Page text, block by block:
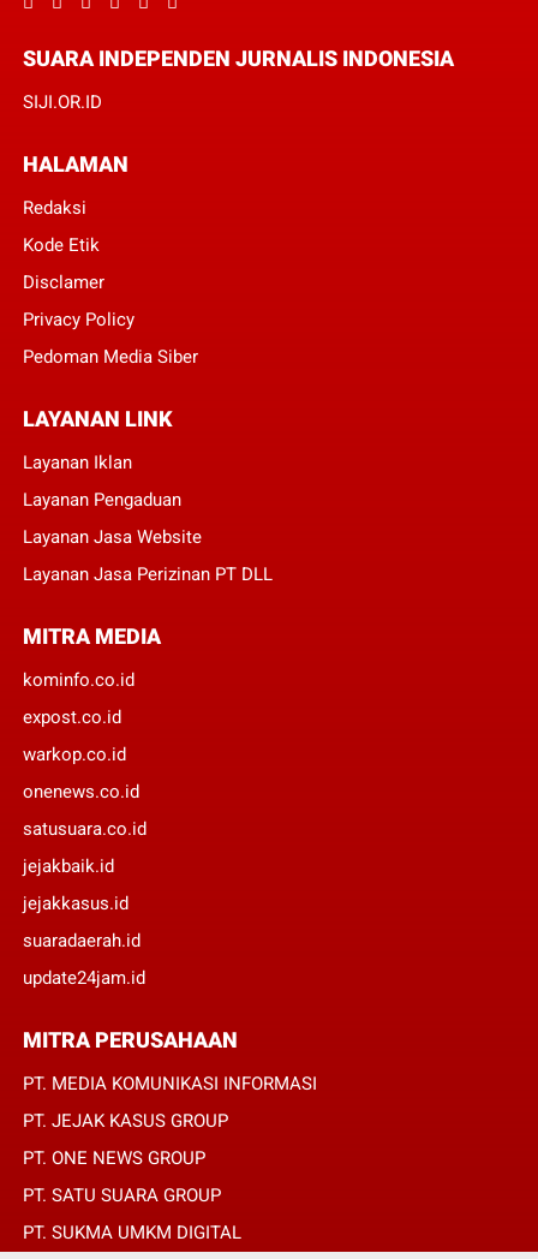
SUARA INDEPENDEN JURNALIS INDONESIA
SIJI.OR.ID
HALAMAN
Redaksi
Kode Etik
Disclamer
Privacy Policy
Pedoman Media Siber
LAYANAN LINK
Layanan Iklan
Layanan Pengaduan
Layanan Jasa Website
Layanan Jasa Perizinan PT DLL
MITRA MEDIA
kominfo.co.id
expost.co.id
warkop.co.id
onenews.co.id
satusuara.co.id
jejakbaik.id
jejakkasus.id
suaradaerah.id
update24jam.id
MITRA PERUSAHAAN
PT. MEDIA KOMUNIKASI INFORMASI
PT. JEJAK KASUS GROUP
PT. ONE NEWS GROUP
PT. SATU SUARA GROUP
PT. SUKMA UMKM DIGITAL